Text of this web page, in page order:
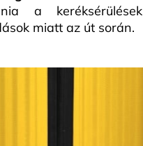
a
miatt az út során.